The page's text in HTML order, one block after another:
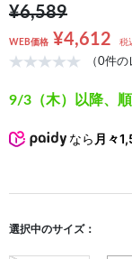
¥6,589
WEB価格 ¥4,612 税
（0件の
9/3（木）以降、順
なら 月々
選択中のサイズ：